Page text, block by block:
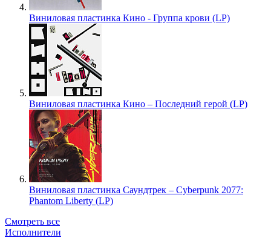
Виниловая пластинка Кино - Группа крови (LP)
Виниловая пластинка Кино – Последний герой (LP)
Виниловая пластинка Саундтрек – Cyberpunk 2077:
Phantom Liberty (LP)
Смотреть все
Исполнители